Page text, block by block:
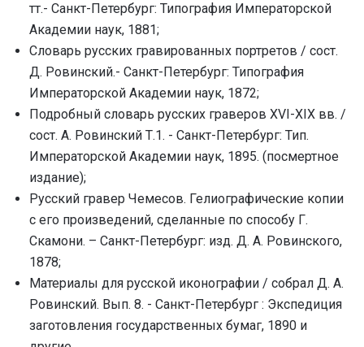
тт.- Санкт-Петербург: Типография Императорской
Академии наук, 1881;
Словарь русских гравированных портретов / сост.
Д. Ровинский.- Санкт-Петербург: Типография
Императорской Академии наук, 1872;
Подробный словарь русских граверов XVI-XIX вв. /
сост. А. Ровинский Т.1. - Санкт-Петербург: Тип.
Императорской Академии наук, 1895. (посмертное
издание);
Русский гравер Чемесов. Гелиографические копии
с его произведений, сделанные по способу Г.
Скамони. – Санкт-Петербург: изд. Д. А. Ровинского,
1878;
Материалы для русской иконографии / собрал Д. А.
Ровинский. Вып. 8. - Санкт-Петербург : Экспедиция
заготовления государственных бумаг, 1890 и